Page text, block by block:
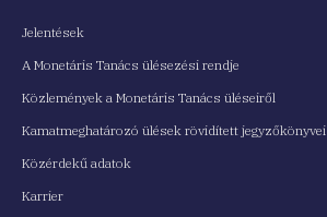
Jelentések
A Monetáris Tanács ülésezési rendje
Közlemények a Monetáris Tanács üléseiről
Kamatmeghatározó ülések rövidített jegyzőkönyvei
Közérdekű adatok
Karrier